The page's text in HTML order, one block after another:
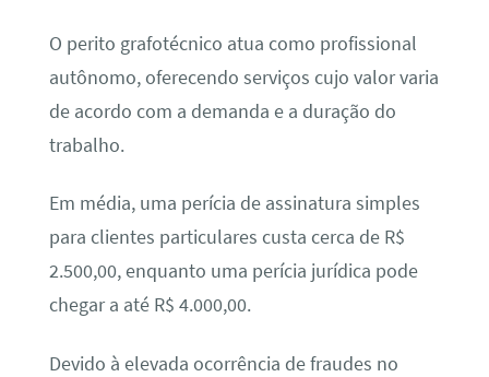
O perito grafotécnico atua como profissional
autônomo, oferecendo serviços cujo valor varia
de acordo com a demanda e a duração do
trabalho.
Em média, uma perícia de assinatura simples
para clientes particulares custa cerca de R$
2.500,00, enquanto uma perícia jurídica pode
chegar a até R$ 4.000,00.
Devido à elevada ocorrência de fraudes no